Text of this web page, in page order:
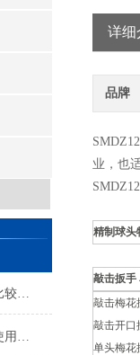
无线高压智能核相仪是一种比较精密的动力机械
无线高压核相仪使用步骤及使用注意事项
详细
品牌
业，也
精制球头
敲击扳手
敲击梅
敲击开
单头梅